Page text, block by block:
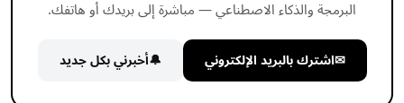
البرمجة والذكاء الاصطناعي — مباشرة إلى بريدك أو هاتفك.
✉اشترك بالبريد الإلكتروني 🔔أخبرني بكل جديد